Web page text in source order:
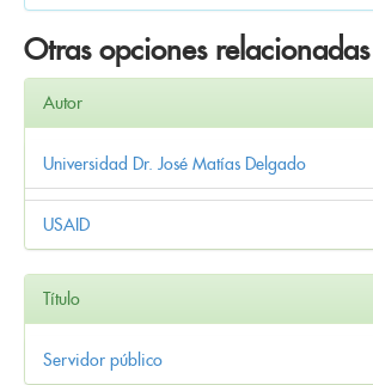
Otras opciones relacionadas
Autor
Universidad Dr. José Matías Delgado
USAID
Título
Servidor público